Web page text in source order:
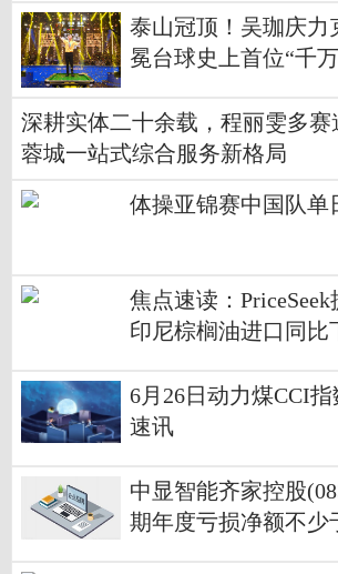
泰山冠顶！吴珈庆力
冕台球史上首位“千
深耕实体二十余载，程丽雯多赛
蓉城一站式综合服务新格局
体操亚锦赛中国队单
焦点速读：
印尼棕榈油进口同比
6月26日动力煤CCI指
速讯
中显智能齐家控股
期年度亏损净额不少